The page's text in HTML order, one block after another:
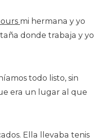
mi hermana y yo
donde trabaja y yo
todo listo, sin
era un lugar al que
Ella llevaba tenis